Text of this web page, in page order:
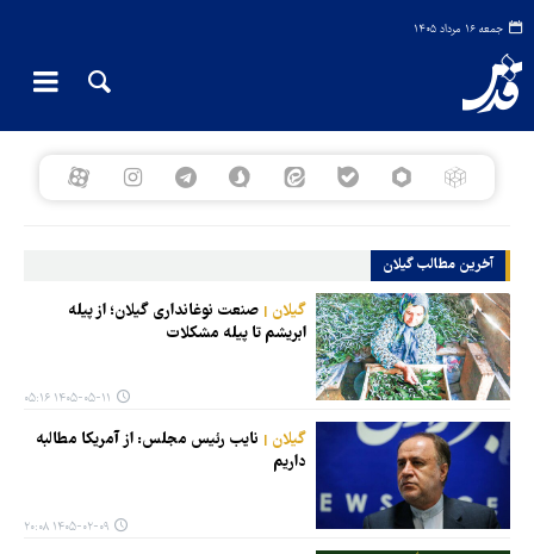
جمعه ۱۶ مرداد ۱۴۰۵
آخرین مطالب گیلان
گیلان
صنعت نوغانداری گیلان؛ از پیله
ابریشم تا پیله مشکلات
۱۴۰۵-۰۵-۱۱ ۰۵:۱۶
گیلان
نایب رئیس مجلس: از آمریکا مطالبه
داریم
۱۴۰۵-۰۲-۰۹ ۲۰:۰۸